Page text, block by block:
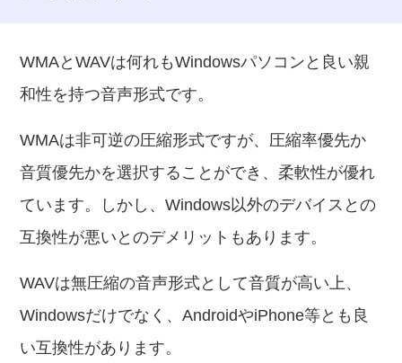
WMAとWAVは何れもWindowsパソコンと良い親
和性を持つ音声形式です。
WMAは非可逆の圧縮形式ですが、圧縮率優先か
音質優先かを選択することができ、柔軟性が優れ
ています。しかし、Windows以外のデバイスとの
互換性が悪いとのデメリットもあります。
WAVは無圧縮の音声形式として音質が高い上、
Windowsだけでなく、AndroidやiPhone等とも良
い互換性があります。